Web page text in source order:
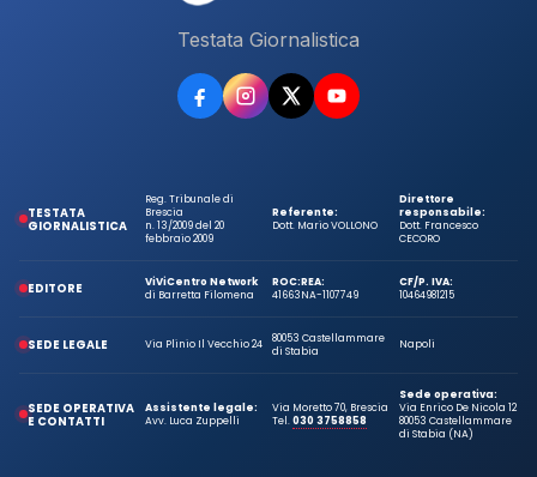
Testata Giornalistica
TESTATA
GIORNALISTICA
Reg. Tribunale di
Brescia
n. 13/2009 del 20
febbraio 2009
Referente:
Dott. Mario VOLLONO
Direttore
responsabile:
Dott. Francesco
CECORO
EDITORE
ViViCentro Network
di Barretta Filomena
ROC:
41663
REA:
NA-1107749
CF/P. IVA:
10464981215
SEDE LEGALE Via Plinio Il Vecchio 24
80053 Castellammare
di Stabia
Napoli
SEDE OPERATIVA
E CONTATTI
Assistente legale:
Avv. Luca Zuppelli
Via Moretto 70, Brescia
Tel.030 3758858
Sede operativa:
Via Enrico De Nicola 12
80053 Castellammare
di Stabia (NA)